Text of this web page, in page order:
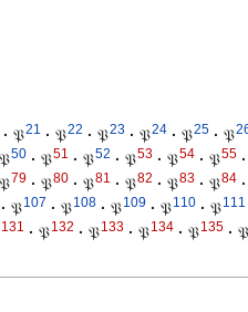
· 𝔓21 · 𝔓22 · 𝔓23 · 𝔓24 · 𝔓25 · 𝔓
𝔓50 · 𝔓51 · 𝔓52 · 𝔓53 · 𝔓54 · 𝔓55 ·
𝔓79 · 𝔓80 · 𝔓81 · 𝔓82 · 𝔓83 · 𝔓84 ·
· 𝔓107 · 𝔓108 · 𝔓109 · 𝔓110 · 𝔓111
131 · 𝔓132 · 𝔓133 · 𝔓134 · 𝔓135 · 𝔓